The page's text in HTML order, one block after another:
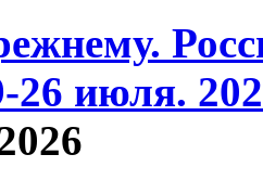
26 июля.